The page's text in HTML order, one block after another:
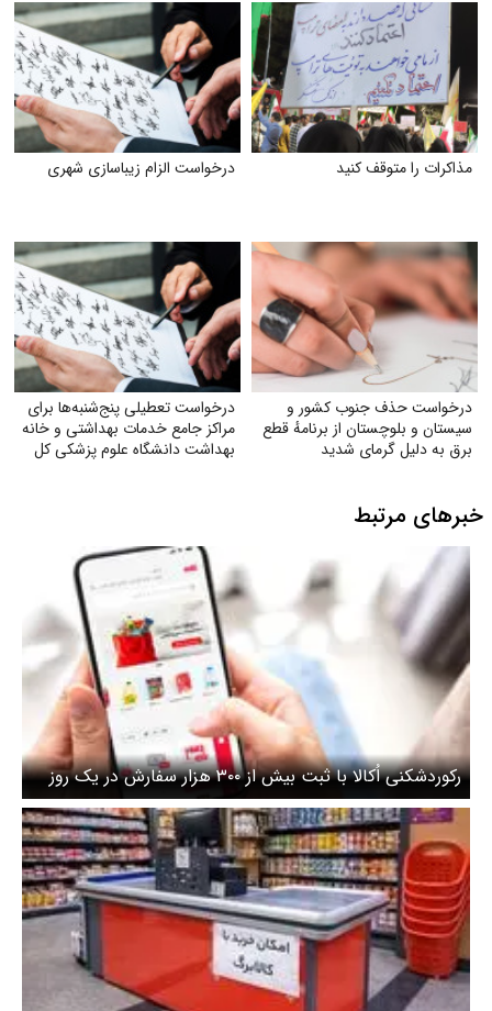
مذاکرات را متوقف کنید درخواست الزام زیبا‌سازی شهری
درخواست حذف جنوب کشور و
سیستان و بلوچستان از برنامهٔ قطع
برق به دلیل گرمای شدید
درخواست تعطیلی پنج‌شنبه‌ها برای
مراکز جامع خدمات بهداشتی و خانه
بهداشت دانشگاه علوم پزشکی کل
خبرهای مرتبط
رکوردشکنی اُکالا با ثبت بیش از ۳۰۰ هزار سفارش در یک روز